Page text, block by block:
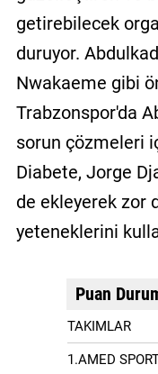
getirebilecek
duruyor.
Nwakaeme gibi
Trabzonspor'da
sorun çözmeleri
Diabete, Jorge
de ekleyerek zor
yeteneklerini
Puan
TAKIMLAR
1.AMED